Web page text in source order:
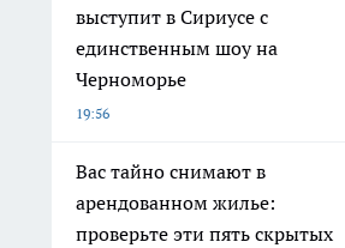
выступит в Сириусе с
единственным шоу на
Черноморье
19:56
Вас тайно снимают в
арендованном жилье:
проверьте эти пять скрытых